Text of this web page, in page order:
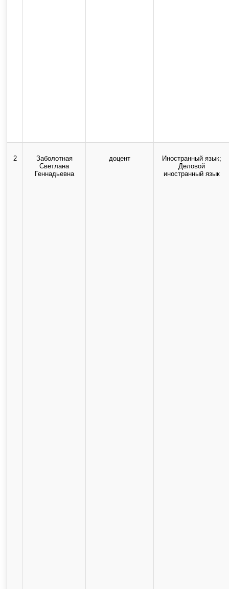
2
Заболотная
Светлана
Геннадьевна
доцент
Иностранный язык;
Деловой
иностранный язык